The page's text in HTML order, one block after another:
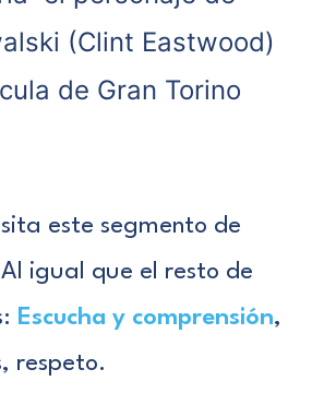
(Clint Eastwood)
de Gran Torino
este segmento de
Al igual que el resto de
Escucha y comprensión,
respeto.